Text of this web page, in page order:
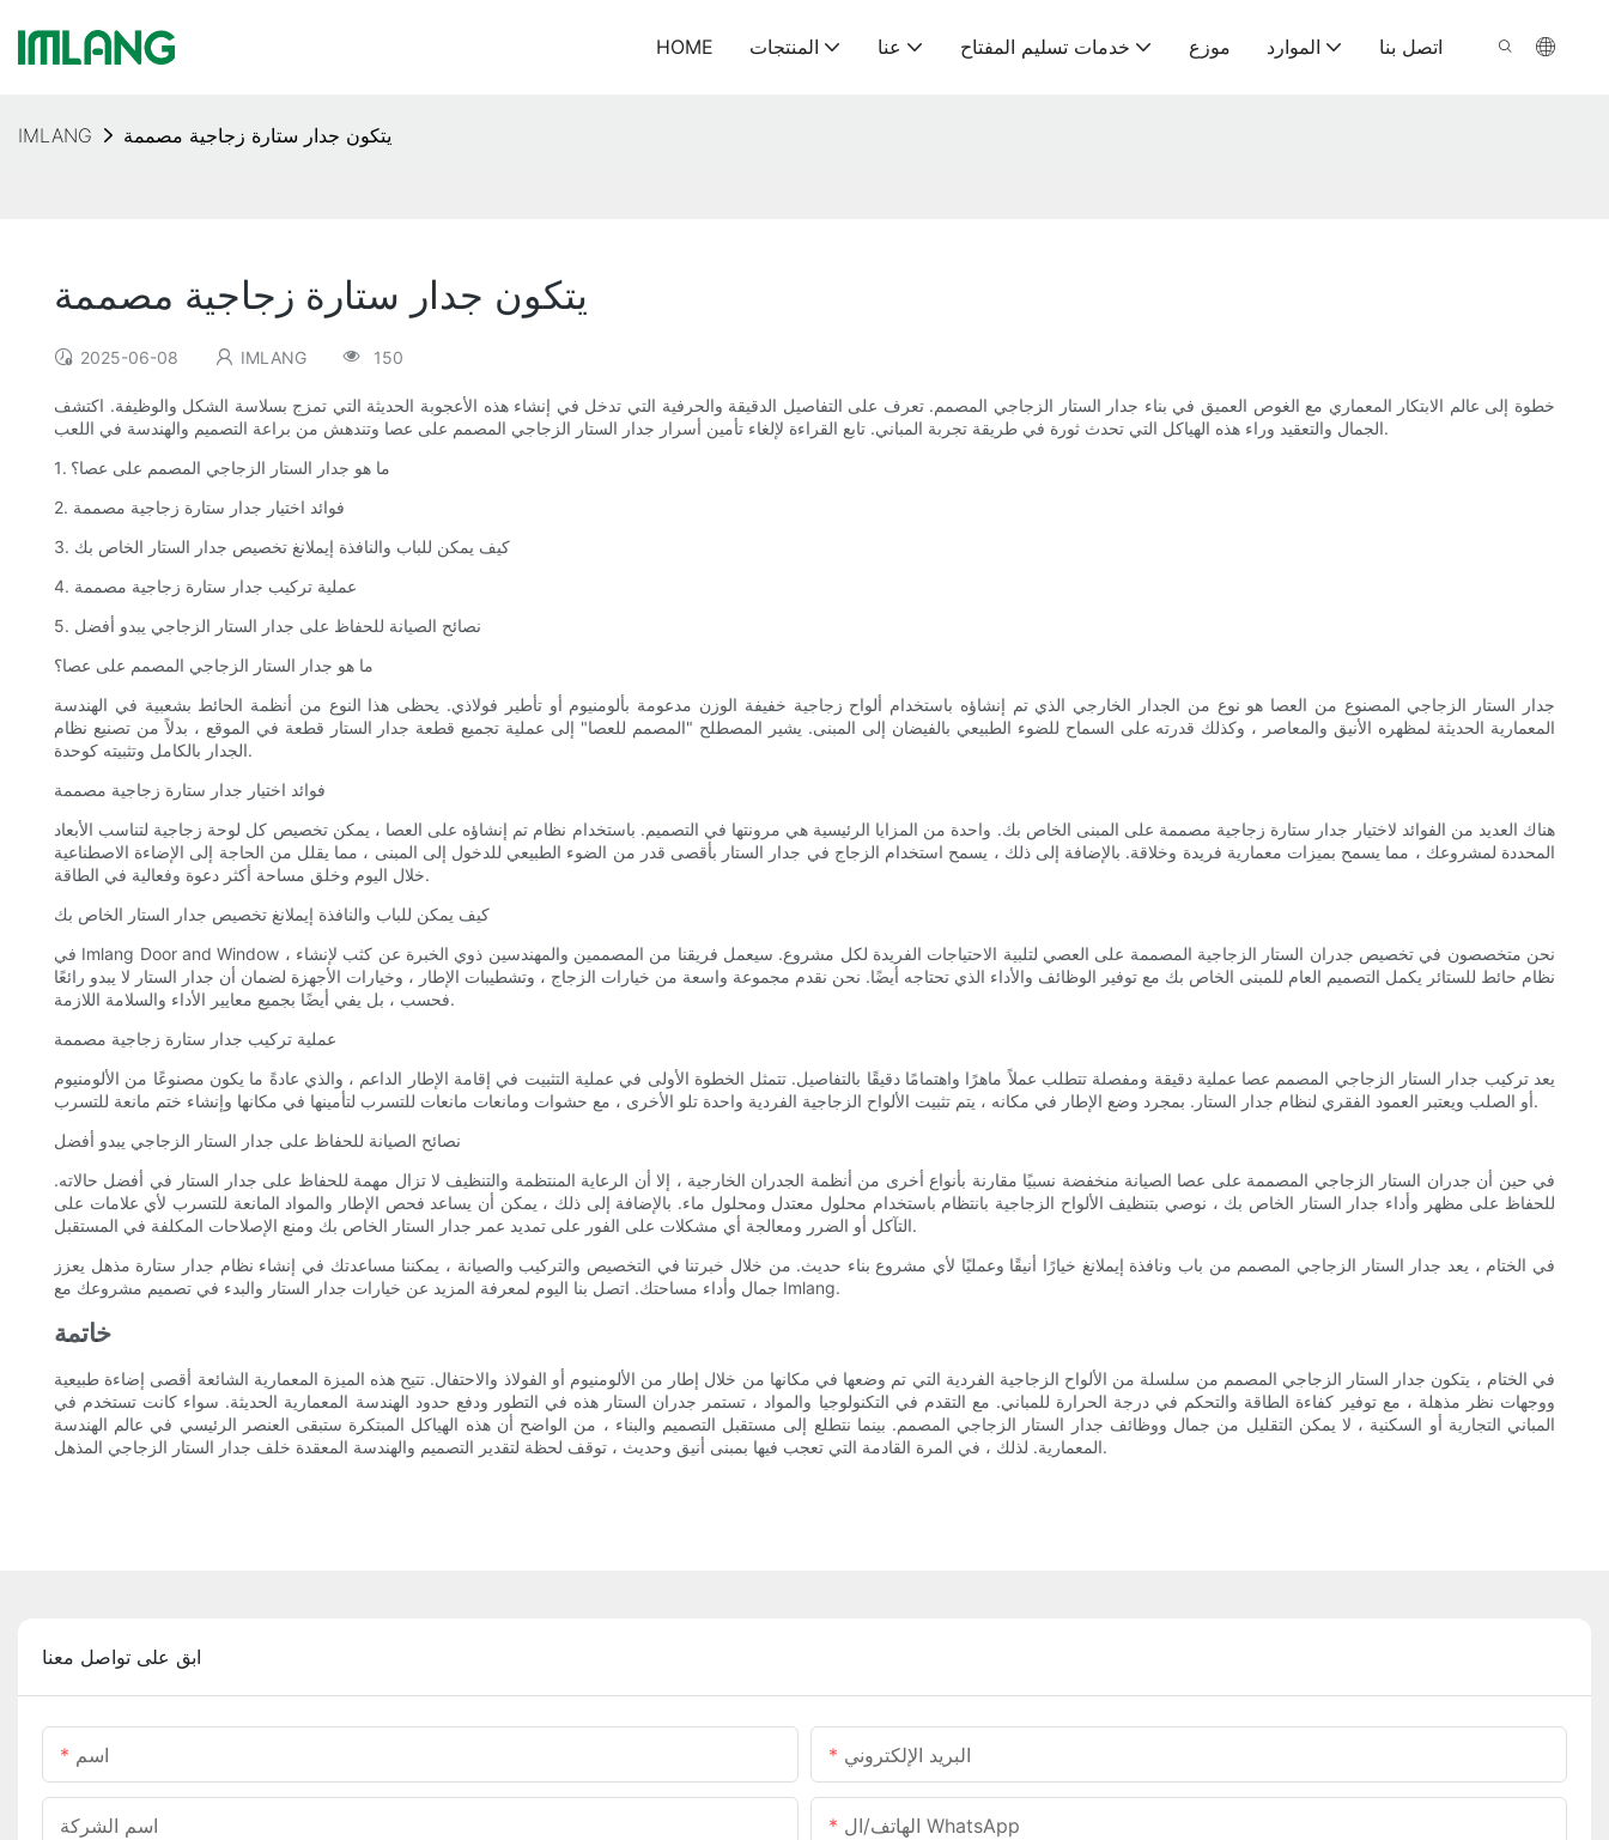
HOME المنتجات عنا خدمات تسليم المفتاح موزع الموارد اتصل بنا
IMLANG يتكون جدار ستارة زجاجية مصممة
يتكون جدار ستارة زجاجية مصممة
2025-06-08 IMLANG 150
خطوة إلى عالم الابتكار المعماري مع الغوص العميق في بناء جدار الستار الزجاجي المصمم. تعرف على التفاصيل الدقيقة والحرفية التي تدخل في إنشاء هذه الأعجوبة الحديثة التي تمزج بسلاسة الشكل والوظيفة. اكتشف
الجمال والتعقيد وراء هذه الهياكل التي تحدث ثورة في طريقة تجربة المباني. تابع القراءة لإلغاء تأمين أسرار جدار الستار الزجاجي المصمم على عصا وتندهش من براعة التصميم والهندسة في اللعب.
1. ما هو جدار الستار الزجاجي المصمم على عصا؟
2. فوائد اختيار جدار ستارة زجاجية مصممة
3. كيف يمكن للباب والنافذة إيملانغ تخصيص جدار الستار الخاص بك
4. عملية تركيب جدار ستارة زجاجية مصممة
5. نصائح الصيانة للحفاظ على جدار الستار الزجاجي يبدو أفضل
ما هو جدار الستار الزجاجي المصمم على عصا؟
جدار الستار الزجاجي المصنوع من العصا هو نوع من الجدار الخارجي الذي تم إنشاؤه باستخدام ألواح زجاجية خفيفة الوزن مدعومة بألومنيوم أو تأطير فولاذي. يحظى هذا النوع من أنظمة الحائط بشعبية في الهندسة
المعمارية الحديثة لمظهره الأنيق والمعاصر ، وكذلك قدرته على السماح للضوء الطبيعي بالفيضان إلى المبنى. يشير المصطلح "المصمم للعصا" إلى عملية تجميع قطعة جدار الستار قطعة في الموقع ، بدلاً من تصنيع نظام
الجدار بالكامل وتثبيته كوحدة.
فوائد اختيار جدار ستارة زجاجية مصممة
هناك العديد من الفوائد لاختيار جدار ستارة زجاجية مصممة على المبنى الخاص بك. واحدة من المزايا الرئيسية هي مرونتها في التصميم. باستخدام نظام تم إنشاؤه على العصا ، يمكن تخصيص كل لوحة زجاجية لتناسب الأبعاد
المحددة لمشروعك ، مما يسمح بميزات معمارية فريدة وخلاقة. بالإضافة إلى ذلك ، يسمح استخدام الزجاج في جدار الستار بأقصى قدر من الضوء الطبيعي للدخول إلى المبنى ، مما يقلل من الحاجة إلى الإضاءة الاصطناعية
خلال اليوم وخلق مساحة أكثر دعوة وفعالية في الطاقة.
كيف يمكن للباب والنافذة إيملانغ تخصيص جدار الستار الخاص بك
في Imlang Door and Window ، نحن متخصصون في تخصيص جدران الستار الزجاجية المصممة على العصي لتلبية الاحتياجات الفريدة لكل مشروع. سيعمل فريقنا من المصممين والمهندسين ذوي الخبرة عن كثب لإنشاء
نظام حائط للستائر يكمل التصميم العام للمبنى الخاص بك مع توفير الوظائف والأداء الذي تحتاجه أيضًا. نحن نقدم مجموعة واسعة من خيارات الزجاج ، وتشطيبات الإطار ، وخيارات الأجهزة لضمان أن جدار الستار لا يبدو رائعًا
فحسب ، بل يفي أيضًا بجميع معايير الأداء والسلامة اللازمة.
عملية تركيب جدار ستارة زجاجية مصممة
يعد تركيب جدار الستار الزجاجي المصمم عصا عملية دقيقة ومفصلة تتطلب عملاً ماهرًا واهتمامًا دقيقًا بالتفاصيل. تتمثل الخطوة الأولى في عملية التثبيت في إقامة الإطار الداعم ، والذي عادةً ما يكون مصنوعًا من الألومنيوم
أو الصلب ويعتبر العمود الفقري لنظام جدار الستار. بمجرد وضع الإطار في مكانه ، يتم تثبيت الألواح الزجاجية الفردية واحدة تلو الأخرى ، مع حشوات ومانعات مانعات للتسرب لتأمينها في مكانها وإنشاء ختم مانعة للتسرب.
نصائح الصيانة للحفاظ على جدار الستار الزجاجي يبدو أفضل
في حين أن جدران الستار الزجاجي المصممة على عصا الصيانة منخفضة نسبيًا مقارنة بأنواع أخرى من أنظمة الجدران الخارجية ، إلا أن الرعاية المنتظمة والتنظيف لا تزال مهمة للحفاظ على جدار الستار في أفضل حالاته.
للحفاظ على مظهر وأداء جدار الستار الخاص بك ، نوصي بتنظيف الألواح الزجاجية بانتظام باستخدام محلول معتدل ومحلول ماء. بالإضافة إلى ذلك ، يمكن أن يساعد فحص الإطار والمواد المانعة للتسرب لأي علامات على
التآكل أو الضرر ومعالجة أي مشكلات على الفور على تمديد عمر جدار الستار الخاص بك ومنع الإصلاحات المكلفة في المستقبل.
في الختام ، يعد جدار الستار الزجاجي المصمم من باب ونافذة إيملانغ خيارًا أنيقًا وعمليًا لأي مشروع بناء حديث. من خلال خبرتنا في التخصيص والتركيب والصيانة ، يمكننا مساعدتك في إنشاء نظام جدار ستارة مذهل يعزز
جمال وأداء مساحتك. اتصل بنا اليوم لمعرفة المزيد عن خيارات جدار الستار والبدء في تصميم مشروعك مع Imlang.
خاتمة
في الختام ، يتكون جدار الستار الزجاجي المصمم من سلسلة من الألواح الزجاجية الفردية التي تم وضعها في مكانها من خلال إطار من الألومنيوم أو الفولاذ والاحتفال. تتيح هذه الميزة المعمارية الشائعة أقصى إضاءة طبيعية
ووجهات نظر مذهلة ، مع توفير كفاءة الطاقة والتحكم في درجة الحرارة للمباني. مع التقدم في التكنولوجيا والمواد ، تستمر جدران الستار هذه في التطور ودفع حدود الهندسة المعمارية الحديثة. سواء كانت تستخدم في
المباني التجارية أو السكنية ، لا يمكن التقليل من جمال ووظائف جدار الستار الزجاجي المصمم. بينما نتطلع إلى مستقبل التصميم والبناء ، من الواضح أن هذه الهياكل المبتكرة ستبقى العنصر الرئيسي في عالم الهندسة
المعمارية. لذلك ، في المرة القادمة التي تعجب فيها بمبنى أنيق وحديث ، توقف لحظة لتقدير التصميم والهندسة المعقدة خلف جدار الستار الزجاجي المذهل.
ابق على تواصل معنا
اسم البريد الإلكتروني
اسم الشركة الهاتف/ال WhatsApp